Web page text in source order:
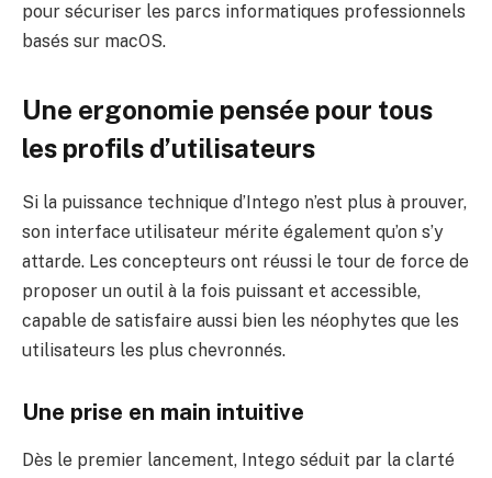
pour sécuriser les parcs informatiques professionnels
basés sur macOS.
Une ergonomie pensée pour tous
les profils d’utilisateurs
Si la puissance technique d’Intego n’est plus à prouver,
son interface utilisateur mérite également qu’on s’y
attarde. Les concepteurs ont réussi le tour de force de
proposer un outil à la fois puissant et accessible,
capable de satisfaire aussi bien les néophytes que les
utilisateurs les plus chevronnés.
Une prise en main intuitive
Dès le premier lancement, Intego séduit par la clarté